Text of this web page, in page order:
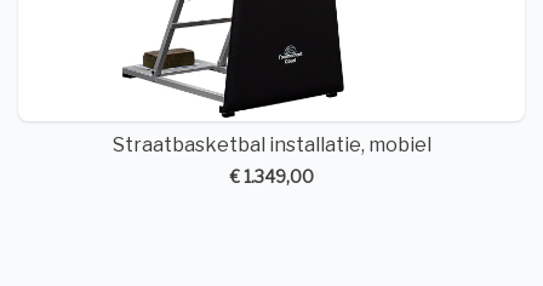
Straatbasketbal installatie, mobiel
€ 1.349,00